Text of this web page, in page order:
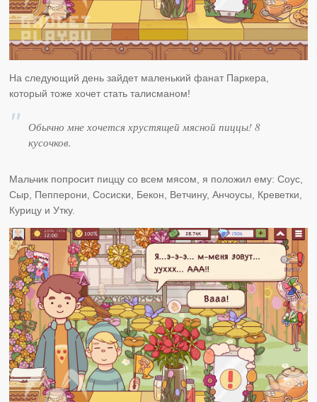
На следующий день зайдет маленький фанат Паркера,
который тоже хочет стать талисманом!
Обычно мне хочется хрустящей мясной пиццы! 8
кусочков.
Мальчик попросит пиццу со всем мясом, я положил ему: Соус,
Сыр, Пепперони, Сосиски, Бекон, Ветчину, Анчоусы, Креветки,
Курицу и Утку.